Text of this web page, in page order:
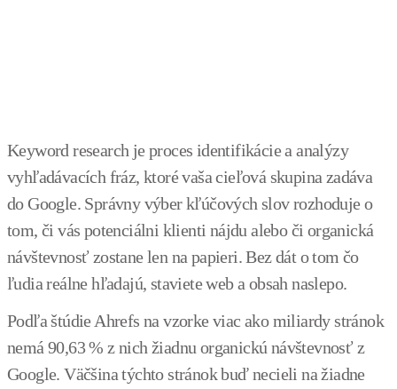
Keyword research je proces identifikácie a analýzy
vyhľadávacích fráz, ktoré vaša cieľová skupina zadáva
do Google. Správny výber kľúčových slov rozhoduje o
tom, či vás potenciálni klienti nájdu alebo či organická
návštevnosť zostane len na papieri. Bez dát o tom čo
ľudia reálne hľadajú, staviete web a obsah naslepo.
Podľa štúdie Ahrefs na vzorke viac ako miliardy stránok
nemá 90,63 % z nich žiadnu organickú návštevnosť z
Google. Väčšina týchto stránok buď necieli na žiadne